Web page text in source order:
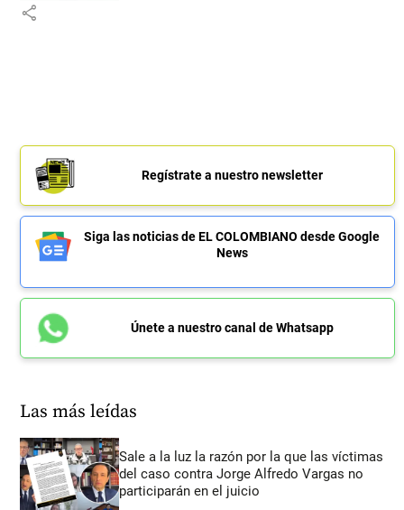
share
Regístrate a nuestro newsletter
Siga las noticias de EL COLOMBIANO desde Google
News
Únete a nuestro canal de Whatsapp
Las más leídas
Sale a la luz la razón por la que las víctimas
del caso contra Jorge Alfredo Vargas no
participarán en el juicio